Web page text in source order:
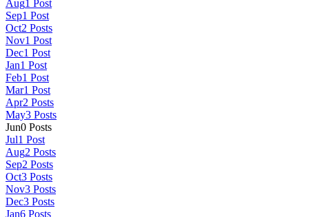
Aug1 Post
Sep1 Post
Oct2 Posts
Nov1 Post
Dec1 Post
Jan1 Post
Feb1 Post
Mar1 Post
Apr2 Posts
May3 Posts
Jun0 Posts
Jul1 Post
Aug2 Posts
Sep2 Posts
Oct3 Posts
Nov3 Posts
Dec3 Posts
Jan6 Posts